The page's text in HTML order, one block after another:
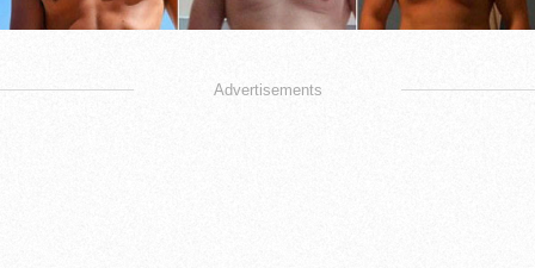
Advertisements